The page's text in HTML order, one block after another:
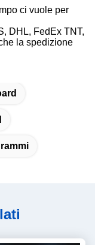
ci vuole per
DHL, FedEx TNT,
la spedizione